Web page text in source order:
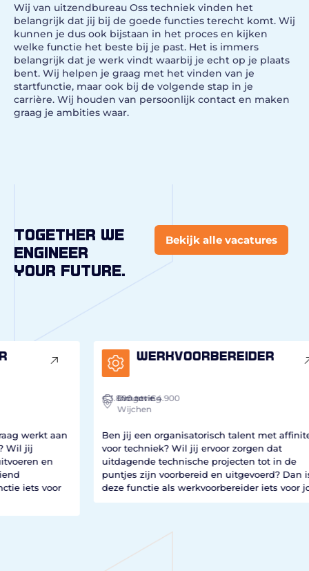
Wij van uitzendbureau Oss techniek vinden het
belangrijk dat jij bij de goede functies terecht komt. Wij
kunnen je dus ook bijstaan in het proces en kijken
welke functie het beste bij je past. Het is immers
belangrijk dat je werk vindt waarbij je echt op je plaats
bent. Wij helpen je graag met het vinden van je
startfunctie, maar ook bij de volgende stap in je
carrière. Wij houden van persoonlijk contact en maken
graag je ambities waar.
Together we
engineer
your future.
Bekijk alle vacatures
Werkvoorbereider
tot €4.900
Ben jij een organisatorisch talent met affiniteit
voor techniek? Wil jij ervoor zorgen dat
uitdagende technische projecten tot in de
puntjes zijn voorbereid en uitgevoerd? Dan is
deze functie als werkvoorbereider iets voor jou!